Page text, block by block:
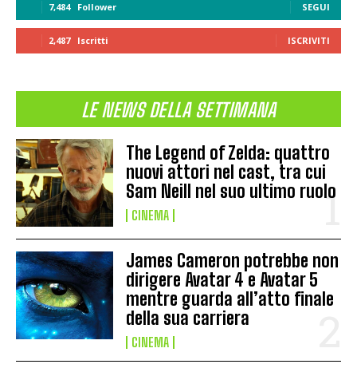
7,484 Follower SEGUI
2,487 Iscritti ISCRIVITI
LE NEWS DELLA SETTIMANA
The Legend of Zelda: quattro
nuovi attori nel cast, tra cui
Sam Neill nel suo ultimo ruolo
CINEMA
James Cameron potrebbe non
dirigere Avatar 4 e Avatar 5
mentre guarda all’atto finale
della sua carriera
CINEMA